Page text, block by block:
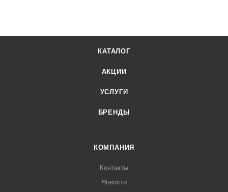
КАТАЛОГ
АКЦИИ
УСЛУГИ
БРЕНДЫ
КОМПАНИЯ
Контакты
Новости